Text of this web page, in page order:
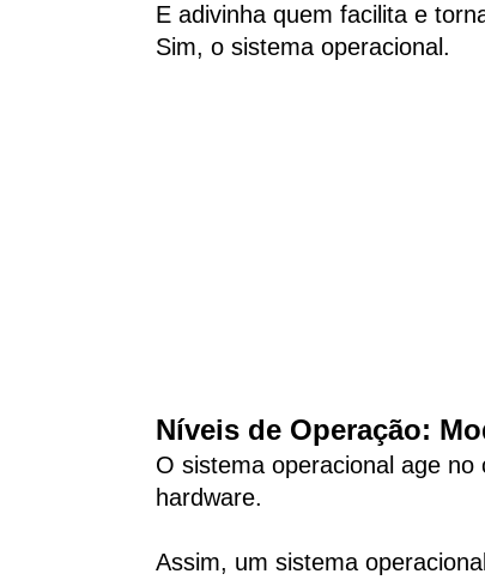
E adivinha quem facilita e
Sim, o sistema operacional.
Níveis de Operação:
O sistema operacional age no
hardware.
Assim, um sistema